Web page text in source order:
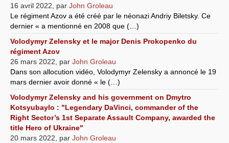
16 avril 2022
par John Groleau
Le régiment Azov a été créé par le néonazi Andriy Biletsky. Ce
dernier « a mentionné en 2008 que (…)
Volodymyr Zelensky et le major Denis Prokopenko du
régiment Azov
26 mars 2022
par John Groleau
Dans son allocution vidéo, Volodymyr Zelensky a annoncé le 19
mars dernier avoir donné « le (…)
Volodymyr Zelensky and his government on Dmytro
Kotsyubaylo : "Legendary DaVinci, commander of the
Right Sector’s 1st Separate Assault Company, awarded the
title Hero of Ukraine"
20 mars 2022
par John Groleau